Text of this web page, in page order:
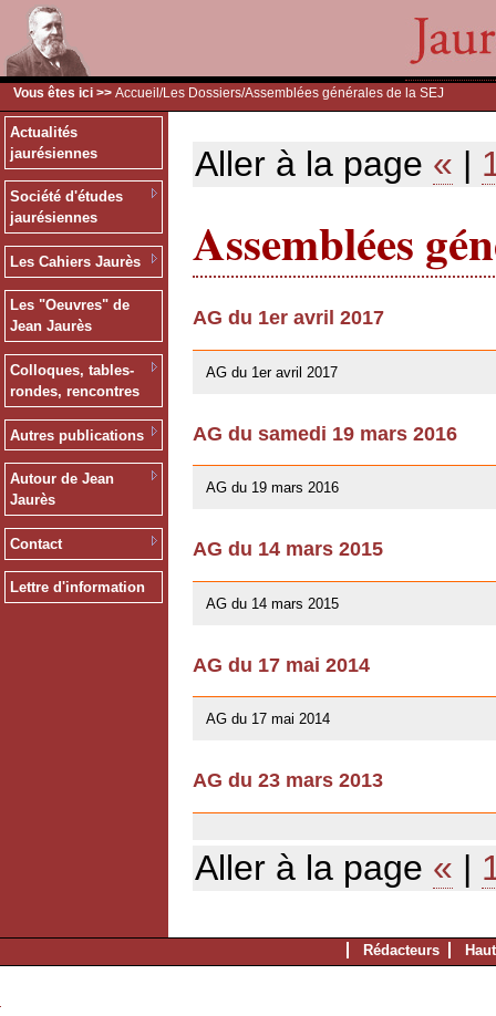
Vous êtes ici >> Accueil /Les Dossiers/Assemblées générales de la SEJ
Actualités
jaurésiennes
Société d'études
jaurésiennes
Les Cahiers Jaurès
Les "Oeuvres" de
Jean Jaurès
Colloques, tables-
rondes, rencontres
Autres publications
Autour de Jean
Jaurès
Contact
Lettre d'information
Aller à la page « |
Assemblées
AG du 1er avril 2017
AG du 1er avril 2017
AG du samedi 19 mars 2016
AG du 19 mars 2016
AG du 14 mars 2015
AG du 14 mars 2015
AG du 17 mai 2014
AG du 17 mai 2014
AG du 23 mars 2013
Aller à la page « |
Rédacteurs